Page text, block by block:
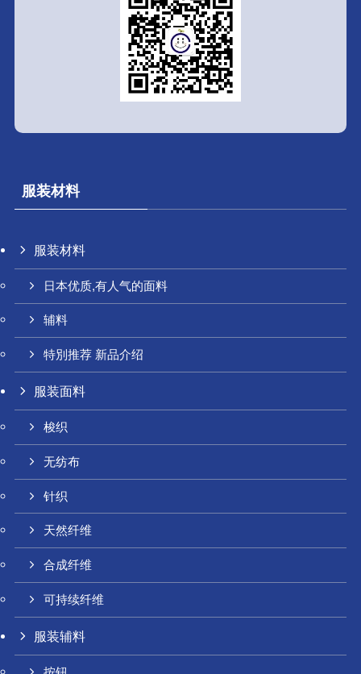
服装材料
服装材料
日本优质,有人气的面料
辅料
特別推荐 新品介绍
服装面料
梭织
无纺布
针织
天然纤维
合成纤维
可持续纤维
服装辅料